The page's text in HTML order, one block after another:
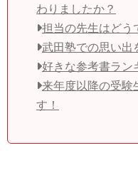
わりましたか？
担当の先生はどう
武田塾での思い出
好きな参考書ラン
来年度以降の受験
す！